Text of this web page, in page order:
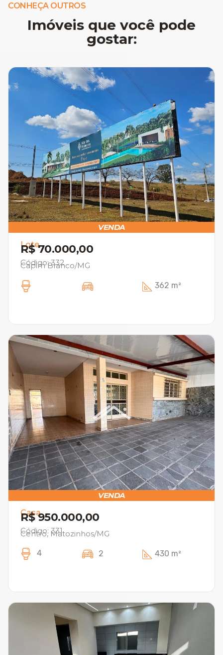
CONHEÇA OUTROS
Imóveis que você pode
gostar:
VENDA
Lote
R$ 70.000,00
Código: 332
Capim Branco/MG
362 m²
VENDA
Casa
R$ 950.000,00
Código: 331
Centro, Matozinhos/MG
4 2 430 m²